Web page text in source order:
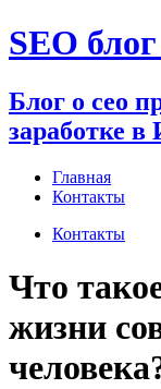
Перейти
к
SEO
Блог о сео
заработке в
Главная
Контакты
Контакты
Что
жизни